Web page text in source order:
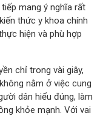
mang ý nghĩa rất
thức y khoa chính
hiện và phù hợp
chỉ trong vài giây,
nằm ở việc cung
dân hiểu đúng, làm
khỏe mạnh. Với vai